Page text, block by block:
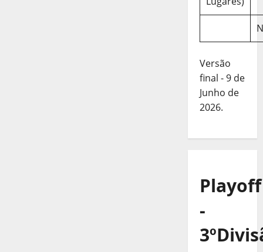
Versão
final - 9 de
Junho de
2026.
Playoff
-